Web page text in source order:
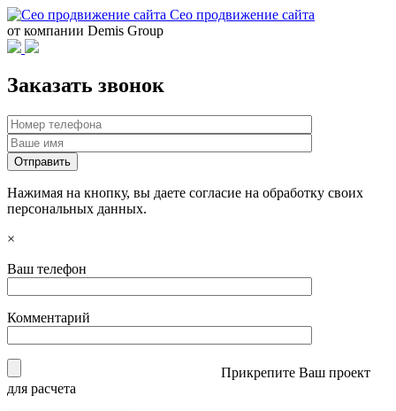
Сео продвижение сайта
от компании Demis Group
Заказать звонок
Нажимая на кнопку, вы даете согласие на обработку своих
персональных данных.
×
Ваш телефон
Комментарий
Прикрепите Ваш проект
для расчета